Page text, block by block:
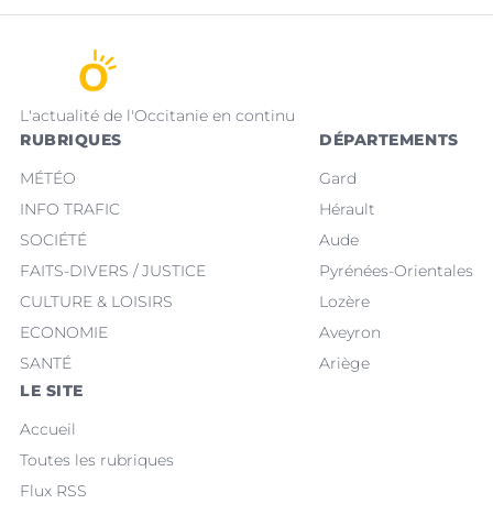
L'actualité de l'Occitanie en continu
RUBRIQUES
MÉTÉO
INFO TRAFIC
SOCIÉTÉ
FAITS-DIVERS / JUSTICE
CULTURE & LOISIRS
ECONOMIE
SANTÉ
DÉPARTEMENTS
Gard
Hérault
Aude
Pyrénées-Orientales
Lozère
Aveyron
Ariège
LE SITE
Accueil
Toutes les rubriques
Flux RSS